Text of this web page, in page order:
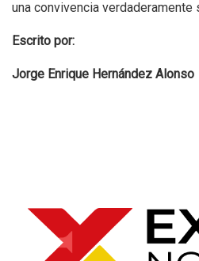
una convivencia verdaderamente
Escrito por:
Jorge Enrique Hernández Alonso